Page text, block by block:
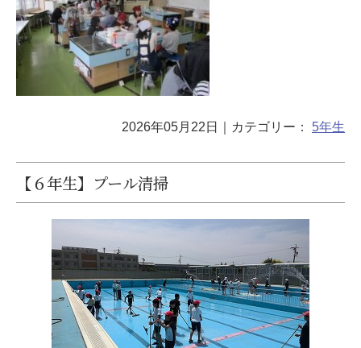
2026年05月22日 ｜カテゴリー： 5年生
【６年生】プール清掃